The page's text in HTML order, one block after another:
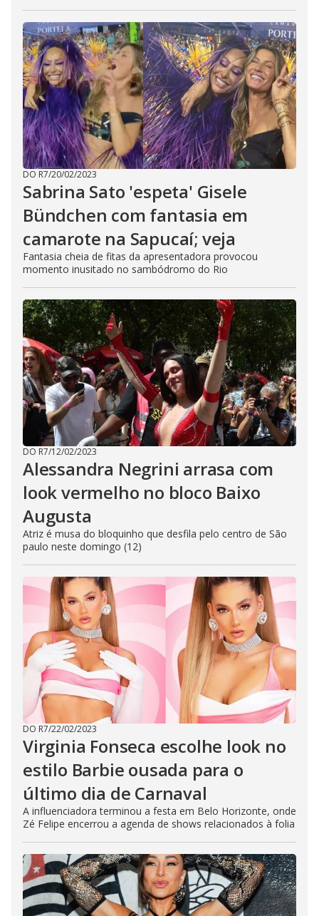
DO R7/20/02/2023
Sabrina Sato 'espeta' Gisele
Bündchen com fantasia em
camarote na Sapucaí; veja
Fantasia cheia de fitas da apresentadora provocou
momento inusitado no sambódromo do Rio
DO R7/12/02/2023
Alessandra Negrini arrasa com
look vermelho no bloco Baixo
Augusta
Atriz é musa do bloquinho que desfila pelo centro de São
paulo neste domingo (12)
DO R7/22/02/2023
Virginia Fonseca escolhe look no
estilo Barbie ousada para o
último dia de Carnaval
A influenciadora terminou a festa em Belo Horizonte, onde
Zé Felipe encerrou a agenda de shows relacionados à folia